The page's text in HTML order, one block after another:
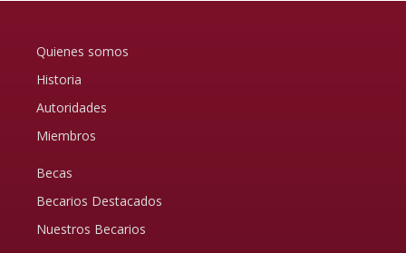
Quienes somos
Historia
Autoridades
Miembros
Becas
Becarios Destacados
Nuestros Becarios